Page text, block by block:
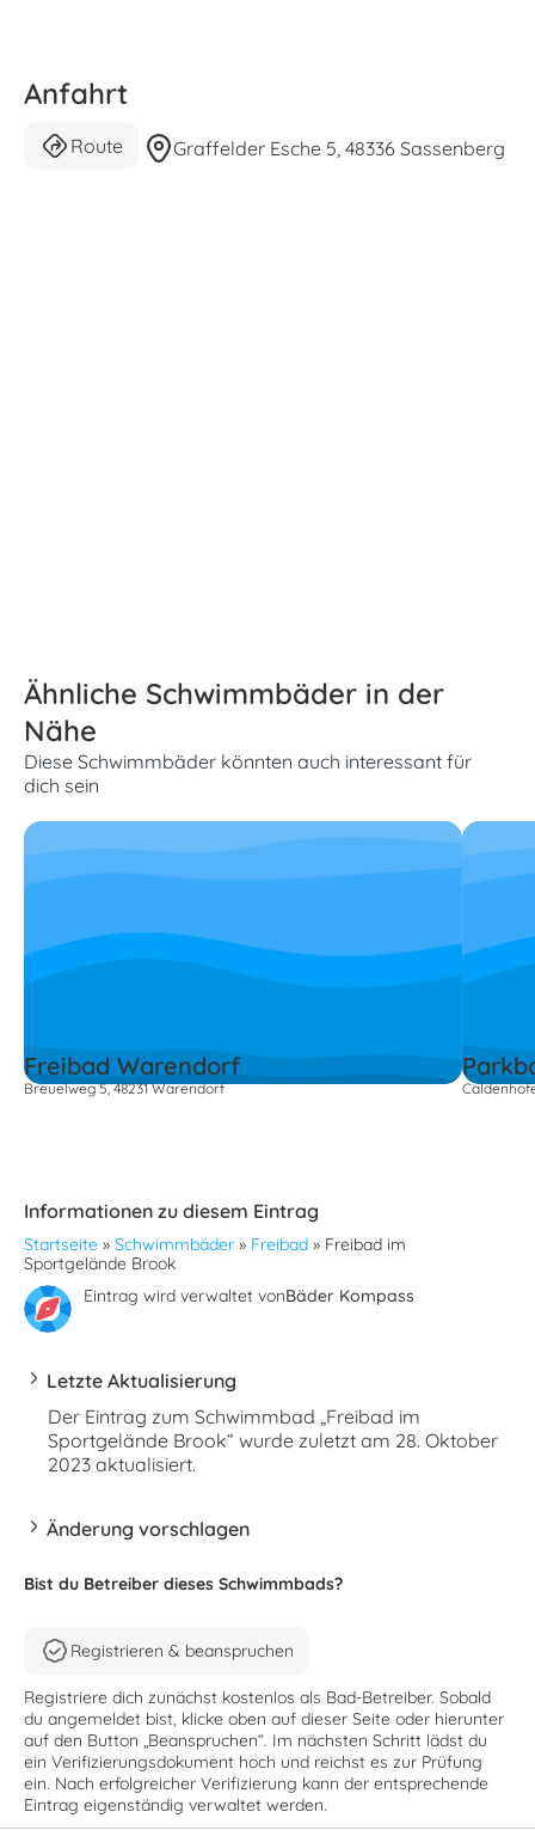
Anfahrt
Route Graffelder Esche 5, 48336 Sassenberg
Ähnliche Schwimmbäder in der
Nähe
Diese Schwimmbäder könnten auch interessant für
dich sein
Freibad Warendorf
Breuelweg 5, 48231 Warendorf
Informationen zu diesem Eintrag
Startseite » Schwimmbäder » Freibad » Freibad im
Sportgelände Brook
Eintrag wird verwaltet vonBäder Kompass
Letzte Aktualisierung
Der Eintrag zum Schwimmbad „Freibad im
Sportgelände Brook“ wurde zuletzt am 28. Oktober
2023 aktualisiert.
Änderung vorschlagen
Bist du Betreiber dieses Schwimmbads?
Registrieren & beanspruchen
Registriere dich zunächst kostenlos als Bad-Betreiber. Sobald
du angemeldet bist, klicke oben auf dieser Seite oder hierunter
auf den Button „Beanspruchen“. Im nächsten Schritt lädst du
ein Verifizierungsdokument hoch und reichst es zur Prüfung
ein. Nach erfolgreicher Verifizierung kann der entsprechende
Eintrag eigenständig verwaltet werden.